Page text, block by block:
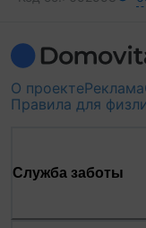
О проектеРеклама
Правила для
Служба заботы